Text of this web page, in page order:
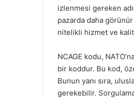
izlenmesi gereken
pazarda daha görünür
nitelikli hizmet ve
NCAGE kodu,
bir koddur. Bu kod,
Bunun yanı sıra,
gerekebilir.